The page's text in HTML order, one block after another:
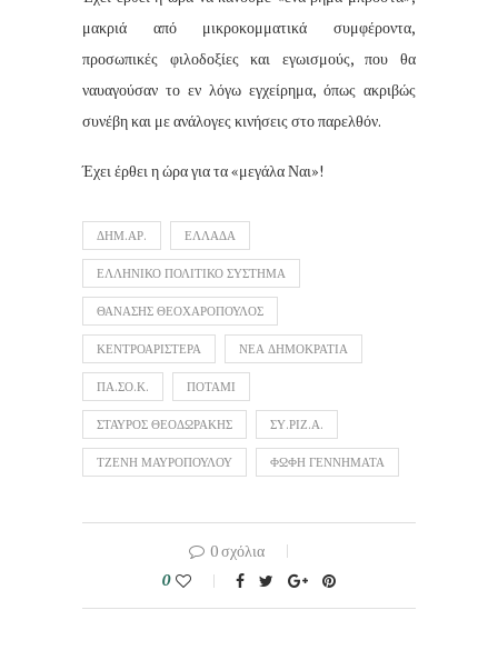
μακριά από μικροκομματικά συμφέροντα,
προσωπικές φιλοδοξίες και εγωισμούς, που θα
ναυαγούσαν το εν λόγω εγχείρημα, όπως ακριβώς
συνέβη και με ανάλογες κινήσεις στο παρελθόν.
Έχει έρθει η ώρα για τα «μεγάλα Ναι»!
ΔΗΜ.ΑΡ. ΕΛΛΑΔΑ
ΕΛΛΗΝΙΚΟ ΠΟΛΙΤΙΚΟ ΣΥΣΤΗΜΑ
ΘΑΝΑΣΗΣ ΘΕΟΧΑΡΟΠΟΥΛΟΣ
ΚΕΝΤΡΟΑΡΙΣΤΕΡΑ ΝΕΑ ΔΗΜΟΚΡΑΤΙΑ
ΠΑ.ΣΟ.Κ. ΠΟΤΑΜΙ
ΣΤΑΥΡΟΣ ΘΕΟΔΩΡΑΚΗΣ ΣΥ.ΡΙΖ.Α.
ΤΖΕΝΗ ΜΑΥΡΟΠΟΥΛΟΥ ΦΩΦΗ ΓΕΝΝΗΜΑΤΑ
0 σχόλια
0